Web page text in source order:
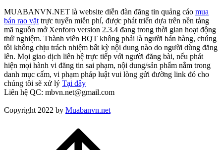
MUABANVN.NET là website diễn đàn đăng tin quảng cáo mua
bán rao vặttrực tuyến miễn phí, được phát triển dựa trên nền tảng
mã nguồn mở Xenforo version 2.3.4 đang trong thời gian hoạt động
thử nghiệm. Thành viên BQT không phải là người bán hàng, chúng
tôi không chịu trách nhiệm bất kỳ nội dung nào do người dùng đăng
lên. Mọi giao dịch liên hệ trực tiếp với người đăng bài, nếu phát
hiện mọi hành vi đăng tin sai phạm, nội dung/sản phẩm nằm trong
danh mục cấm, vi phạm pháp luật vui lòng gửi đường link đó cho
chúng tôi sẽ xử lý Tại đây
Liên hệ QC: mbvn.net@gmail.com
Copyright 2022 by Muabanvn.net